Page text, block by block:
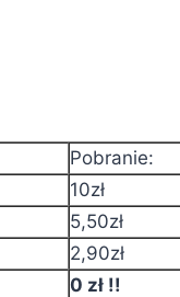
Pobranie:
10zł
5,50zł
2,90zł
0 zł !!